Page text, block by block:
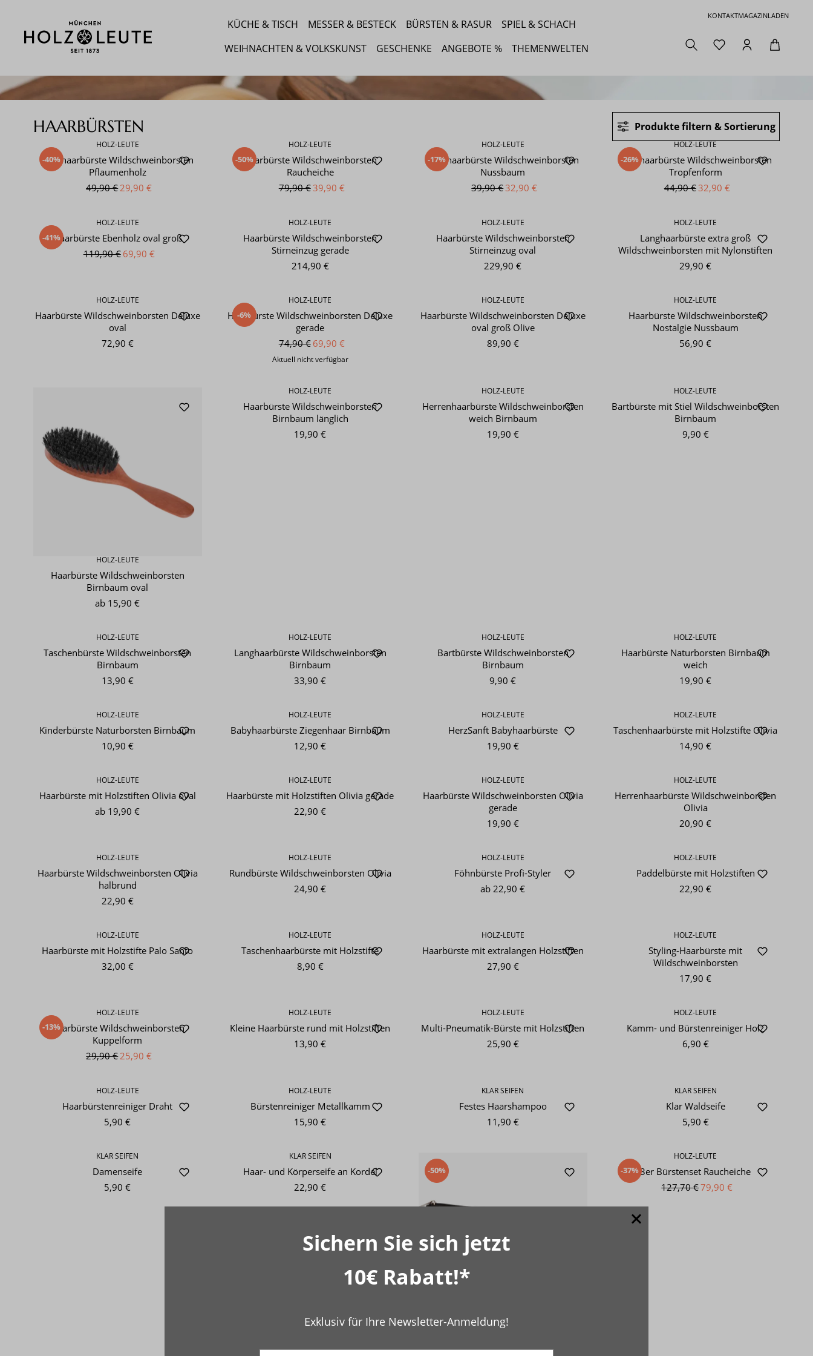
Sichern Sie sich jetzt
10€ Rabatt!*
Exklusiv für Ihre Newsletter-Anmeldung!
KONTAKTMAGAZINLADEN
KÜCHE & TISCH MESSER & BESTECK BÜRSTEN & RASUR
SPIEL & SCHACH
WEIHNACHTEN & VOLKSKUNST
GESCHENKE ANGEBOTE % THEMENWELTEN
HAARBÜRSTEN Produkte filtern & Sortierung
-40%
HOLZ-LEUTE
Langhaarbürste Wildschweinborsten
Pflaumenholz
49,90 €29,90 €
-50%
HOLZ-LEUTE
Haarbürste Wildschweinborsten
Raucheiche
79,90 €39,90 €
-17%
HOLZ-LEUTE
Langhaarbürste Wildschweinborsten
Nussbaum
39,90 €32,90 €
-26%
HOLZ-LEUTE
Langhaarbürste Wildschweinborsten
Tropfenform
44,90 €32,90 €
-41%
HOLZ-LEUTE
Haarbürste Ebenholz oval groß
119,90 € 69,90 €
HOLZ-LEUTE
Haarbürste Wildschweinborsten
Stirneinzug gerade
214,90 €
HOLZ-LEUTE
Haarbürste Wildschweinborsten
Stirneinzug oval
229,90 €
HOLZ-LEUTE
Langhaarbürste extra groß
Wildschweinborsten mit Nylonstiften
29,90 €
HOLZ-LEUTE
Haarbürste Wildschweinborsten Deluxe
oval
72,90 €
-6%
HOLZ-LEUTE
Haarbürste Wildschweinborsten Deluxe
gerade
74,90 € 69,90 €
Aktuell nicht verfügbar
HOLZ-LEUTE
Haarbürste Wildschweinborsten Deluxe
oval groß Olive
89,90 €
HOLZ-LEUTE
Haarbürste Wildschweinborsten
Nostalgie Nussbaum
56,90 €
HOLZ-LEUTE
Haarbürste Wildschweinborsten
Birnbaum oval
ab 15,90 €
HOLZ-LEUTE
Haarbürste Wildschweinborsten
Birnbaum länglich
19,90 €
HOLZ-LEUTE
Herrenhaarbürste Wildschweinborsten
weich Birnbaum
19,90 €
HOLZ-LEUTE
Bartbürste mit Stiel Wildschweinborsten
Birnbaum
9,90 €
HOLZ-LEUTE
Taschenbürste Wildschweinborsten
Birnbaum
13,90 €
HOLZ-LEUTE
Langhaarbürste Wildschweinborsten
Birnbaum
33,90 €
HOLZ-LEUTE
Bartbürste Wildschweinborsten
Birnbaum
9,90 €
HOLZ-LEUTE
Haarbürste Naturborsten Birnbaum
weich
19,90 €
HOLZ-LEUTE
Kinderbürste Naturborsten Birnbaum
10,90 €
HOLZ-LEUTE
Babyhaarbürste Ziegenhaar Birnbaum
12,90 €
HOLZ-LEUTE
HerzSanft Babyhaarbürste
19,90 €
HOLZ-LEUTE
Taschenhaarbürste mit Holzstifte Olivia
14,90 €
HOLZ-LEUTE
Haarbürste mit Holzstiften Olivia oval
ab 19,90 €
HOLZ-LEUTE
Haarbürste mit Holzstiften Olivia gerade
22,90 €
HOLZ-LEUTE
Haarbürste Wildschweinborsten Olivia
gerade
19,90 €
HOLZ-LEUTE
Herrenhaarbürste Wildschweinborsten
Olivia
20,90 €
HOLZ-LEUTE
Haarbürste Wildschweinborsten Olivia
halbrund
22,90 €
HOLZ-LEUTE
Rundbürste Wildschweinborsten Olivia
24,90 €
HOLZ-LEUTE
Föhnbürste Profi-Styler
ab 22,90 €
HOLZ-LEUTE
Paddelbürste mit Holzstiften
22,90 €
HOLZ-LEUTE
Haarbürste mit Holzstifte Palo Santo
32,00 €
HOLZ-LEUTE
Taschenhaarbürste mit Holzstifte
8,90 €
HOLZ-LEUTE
Haarbürste mit extralangen Holzstiften
27,90 €
HOLZ-LEUTE
Styling-Haarbürste mit
Wildschweinborsten
17,90 €
-13%
HOLZ-LEUTE
Haarbürste Wildschweinborsten
Kuppelform
29,90 €25,90 €
HOLZ-LEUTE
Kleine Haarbürste rund mit Holzstiften
13,90 €
HOLZ-LEUTE
Multi-Pneumatik-Bürste mit Holzstiften
25,90 €
HOLZ-LEUTE
Kamm- und Bürstenreiniger Holz
6,90 €
HOLZ-LEUTE
Haarbürstenreiniger Draht
5,90 €
HOLZ-LEUTE
Bürstenreiniger Metallkamm
15,90 €
KLAR SEIFEN
Festes Haarshampoo
11,90 €
KLAR SEIFEN
Klar Waldseife
5,90 €
KLAR SEIFEN
Damenseife
5,90 €
KLAR SEIFEN
Haar- und Körperseife an Kordel
22,90 €
-50%
HOLZ-LEUTE
-37%
HOLZ-LEUTE
3er Bürstenset Raucheiche
127,70 €79,90 €